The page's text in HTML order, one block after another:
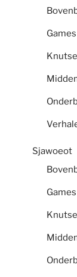
Games
Sjawoeot
Games